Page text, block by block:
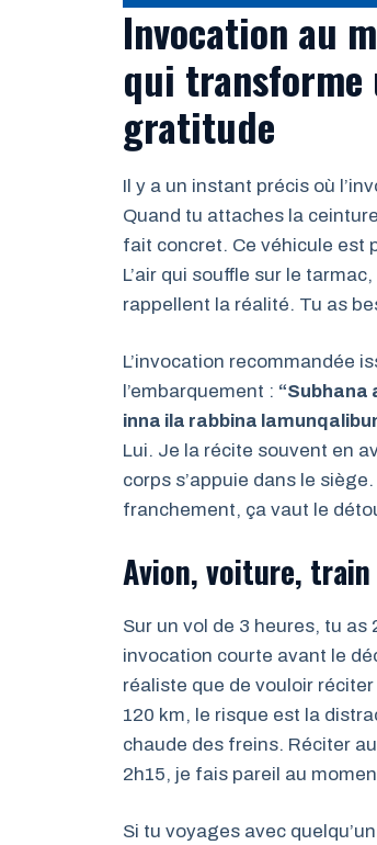
Invocation au
qui transforme
gratitude
Il y a un instant précis où
Quand tu attaches la
fait concret. Ce véhicule est
L’air qui souffle sur le
rappellent la réalité. Tu as
L’invocation recommandée
l’embarquement : “Subhana
inna ila rabbina
Lui. Je la récite souvent en
corps s’appuie dans le
franchement, ça vaut le
Avion, voiture,
Sur un vol de 3 heures, tu
invocation courte avant le
réaliste que de vouloir
120 km, le risque est la
chaude des freins. Réciter
2h15, je fais pareil au
Si tu voyages avec